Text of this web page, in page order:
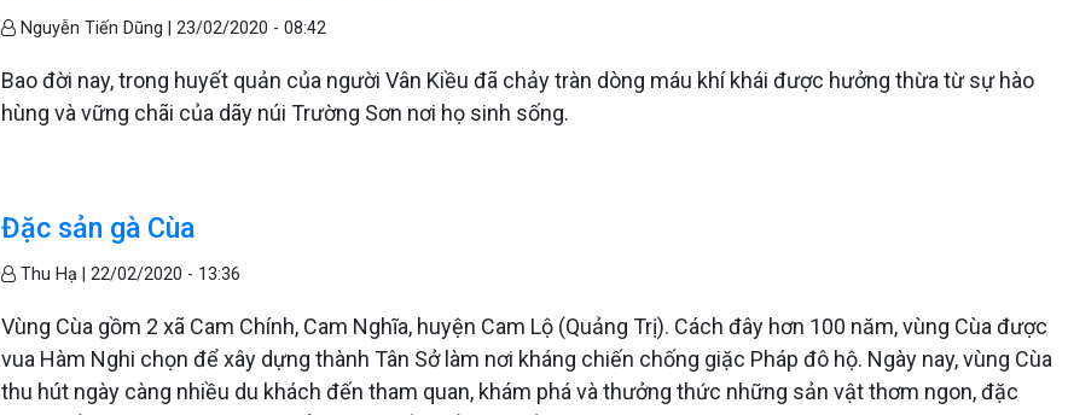
Nguyễn Tiến Dũng |23/02/2020 - 08:42
Bao đời nay, trong huyết quản của người Vân Kiều đã chảy tràn dòng máu khí khái được hưởng thừa từ sự hào
hùng và vững chãi của dãy núi Trường Sơn nơi họ sinh sống.
Đặc sản gà Cùa
Thu Hạ |22/02/2020 - 13:36
Vùng Cùa gồm 2 xã Cam Chính, Cam Nghĩa, huyện Cam Lộ (Quảng Trị). Cách đây hơn 100 năm, vùng Cùa được
vua Hàm Nghi chọn để xây dựng thành Tân Sở làm nơi kháng chiến chống giặc Pháp đô hộ. Ngày nay, vùng Cùa
thu hút ngày càng nhiều du khách đến tham quan, khám phá và thưởng thức những sản vật thơm ngon, đặc